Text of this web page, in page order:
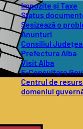
Impozite și Taxe
Status
Sesizează o
Anunțuri
Consiliul
Prefectura Alba
Visit Alba
E-Consultare
Centrul de
domeniul